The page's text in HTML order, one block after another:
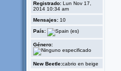
Registrado: Lun Nov 17,
2014 10:34 am
Mensajes: 10
País:
Género:
New Beetle:cabrio en beige